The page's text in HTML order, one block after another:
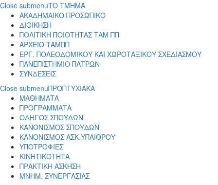
Close submenuΤΟ ΤΜΗΜΑ
ΑΚΑΔΗΜΑΙΚΟ ΠΡΟΣΩΠΙΚΟ
ΔΙΟΙΚΗΣΗ
ΠΟΛΙΤΙΚΗ ΠΟΙΟΤΗΤΑΣ ΤΑΜ ΠΠ
ΑΡΧΕΙΟ ΤΑΜΠΠ
ΕΡΓ. ΠΟΛΕΟΔΟΜΙΚΟΥ ΚΑΙ ΧΩΡΟΤΑΞΙΚΟΥ ΣΧΕΔΙΑΣΜΟΥ
ΠΑΝΕΠΙΣΤΗΜΙΟ ΠΑΤΡΩΝ
ΣΥΝΔΕΣΕΙΣ
Close submenuΠΡΟΠΤΥΧΙΑΚΑ
ΜΑΘΗΜΑΤΑ
ΠΡΟΓΡΑΜΜΑΤΑ
ΟΔΗΓΟΣ ΣΠΟΥΔΩΝ
ΚΑΝΟΝΙΣΜΟΣ ΣΠΟΥΔΩΝ
ΚΑΝΟΝΙΣΜΟΣ ΑΣΚ.ΥΠΑΙΘΡΟΥ
ΥΠΟΤΡΟΦΙΕΣ
ΚΙΝΗΤΙΚΟΤΗΤΑ
ΠΡΑΚΤΙΚΗ ΑΣΚΗΣΗ
ΜΝΗΜ. ΣΥΝΕΡΓΑΣΙΑΣ